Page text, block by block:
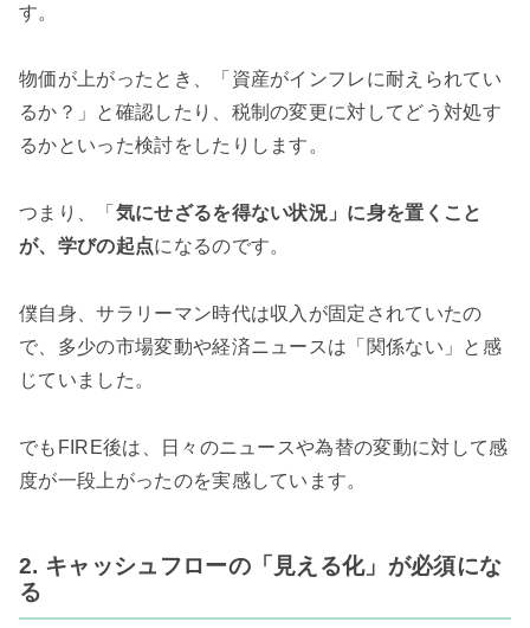
す。
物価が上がったとき、「資産がインフレに耐えられてい
るか？」と確認したり、税制の変更に対してどう対処す
るかといった検討をしたりします。
つまり、「 気にせざるを得ない状況」に身を置くこと
が、学びの起点になるのです。
僕自身、サラリーマン時代は収入が固定されていたの
で、多少の市場変動や経済ニュースは「関係ない」と感
じていました。
でもFIRE後は、日々のニュースや為替の変動に対して感
度が一段上がったのを実感しています。
2. キャッシュフローの「見える化」が必須にな
る